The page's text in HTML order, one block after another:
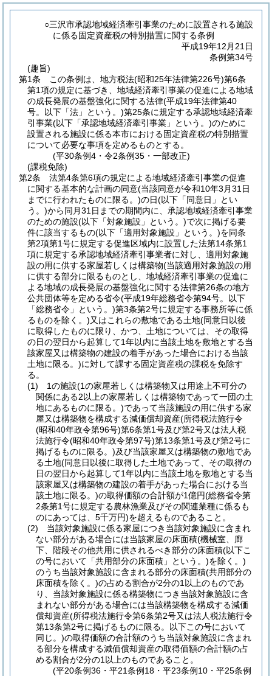
○三沢市承認地域経済牽引事業のために設置される施設
に係る固定資産税の特別措置に関する条例
平成19年12月21日
条例第34号
(趣旨)
第1条
この条例は、地方税法(昭和25年法律第226号)第6条
第1項の規定に基づき、地域経済牽引事業の促進による地域
の成長発展の基盤強化に関する法律(平成19年法律第40
号。以下「法」という。)第25条に規定する承認地域経済牽
引事業(以下「承認地域経済牽引事業」という。)のために
設置される施設に係る本市における固定資産税の特別措置
について必要な事項を定めるものとする。
(平30条例4・令2条例35・一部改正)
(課税免除)
第2条
法第4条第6項の規定による地域経済牽引事業の促進
に関する基本的な計画の同意(当該同意が令和10年3月31日
までに行われたものに限る。)の日(以下「同意日」とい
う。)から同月31日までの期間内に、承認地域経済牽引事業
のための施設(以下「対象施設」という。)で次に掲げる要
件に該当するもの(以下「適用対象施設」という。)を同条
第2項第1号に規定する促進区域内に設置した法第14条第1
項に規定する承認地域経済牽引事業者に対し、適用対象施
設の用に供する家屋若しくは構築物(当該適用対象施設の用
に供する部分に限るものとし、地域経済牽引事業の促進に
よる地域の成長発展の基盤強化に関する法律第26条の地方
公共団体等を定める省令(平成19年総務省令第94号。以下
「総務省令」という。)第3条第2号に規定する事務所等に係
るものを除く。)又はこれらの敷地である土地(同意日以後
に取得したものに限り、かつ、土地については、その取得
の日の翌日から起算して1年以内に当該土地を敷地とする当
該家屋又は構築物の建設の着手があった場合における当該
土地に限る。)に対して課する固定資産税の課税を免除す
る。
(1)
1の施設(1の家屋若しくは構築物又は用途上不可分の
関係にある2以上の家屋若しくは構築物であって一団の土
地にあるものに限る。)であって当該施設の用に供する家
屋又は構築物を構成する減価償却資産(所得税法施行令
(昭和40年政令第96号)第6条第1号及び第2号又は法人税
法施行令(昭和40年政令第97号)第13条第1号及び第2号に
掲げるものに限る。)及び当該家屋又は構築物の敷地であ
る土地(同意日以後に取得した土地であって、その取得の
日の翌日から起算して1年以内に当該土地を敷地とする当
該家屋又は構築物の建設の着手があった場合における当
該土地に限る。)の取得価額の合計額が1億円(総務省令第
2条第1号に規定する農林漁業及びその関連業種に係るも
のにあっては、5千万円)を超えるものであること。
(2)
当該対象施設に係る家屋につき当該対象施設に含まれ
ない部分がある場合には当該家屋の床面積(機械室、廊
下、階段その他共用に供されるべき部分の床面積(以下こ
の号において「共用部分の床面積」という。)を除く。)
のうち当該対象施設に含まれる部分の床面積(共用部分の
床面積を除く。)の占める割合が2分の1以上のものであ
り、当該対象施設に係る構築物につき当該対象施設に含
まれない部分がある場合には当該構築物を構成する減価
償却資産(所得税法施行令第6条第2号又は法人税法施行令
第13条第2号に掲げるものに限る。以下この号において
同じ。)の取得価額の合計額のうち当該対象施設に含まれ
る部分を構成する減価償却資産の取得価額の合計額の占
める割合が2分の1以上のものであること。
(平20条例36・平21条例18・平23条例10・平25条例